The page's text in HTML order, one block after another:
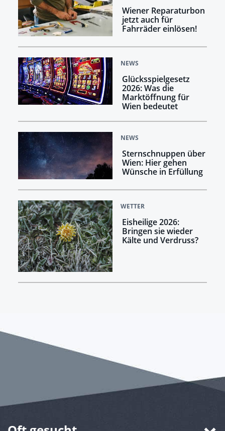
Wiener Reparaturbon
jetzt auch für
Fahrräder einlösen!
NEWS
Glücksspielgesetz
2026: Was die
Marktöffnung für
Wien bedeutet
NEWS
Sternschnuppen über
Wien: Hier gehen
Wünsche in Erfüllung
WETTER
Eisheilige 2026:
Bringen sie wieder
Kälte und Verdruss?